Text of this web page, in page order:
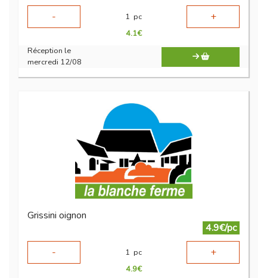
-
1 pc +
4.1€
Réception le
mercredi 12/08
Grissini oignon
4.9€/pc
-
1 pc +
4.9€